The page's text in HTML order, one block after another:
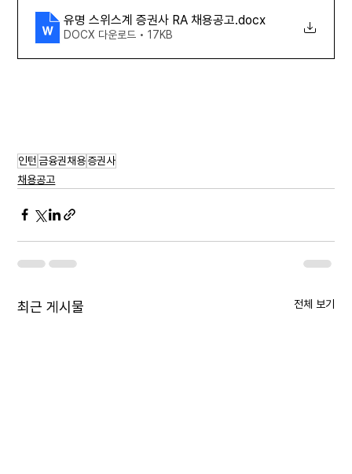
유명 스위스계 증권사 RA 채용공고.docx
DOCX 다운로드 • 17KB
인턴 금융권채용증권사
채용공고
최근 게시물 전체 보기